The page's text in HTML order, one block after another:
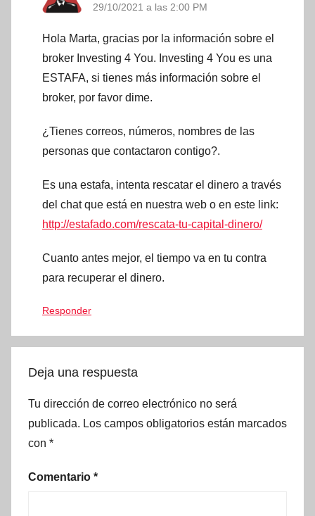
29/10/2021 a las 2:00 PM
Hola Marta, gracias por la información sobre el
broker Investing 4 You. Investing 4 You es una
ESTAFA, si tienes más información sobre el
broker, por favor dime.
¿Tienes correos, números, nombres de las
personas que contactaron contigo?.
Es una estafa, intenta rescatar el dinero a través
del chat que está en nuestra web o en este link:
http://estafado.com/rescata-tu-capital-dinero/
Cuanto antes mejor, el tiempo va en tu contra
para recuperar el dinero.
Responder
Deja una respuesta
Tu dirección de correo electrónico no será
publicada. Los campos obligatorios están marcados
con *
Comentario *